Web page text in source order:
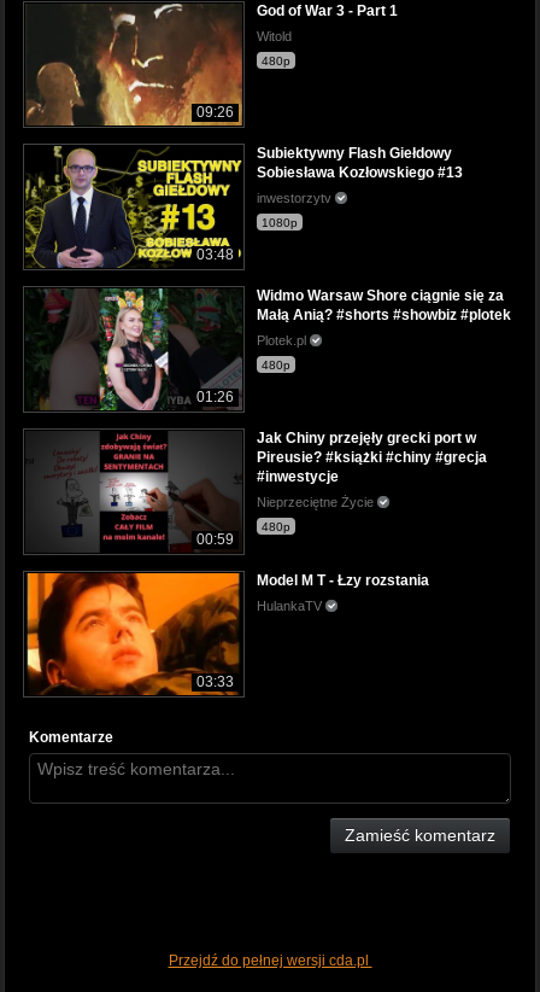
09:26
God of War 3 - Part 1
Witold
480p
03:48
Subiektywny Flash Giełdowy
Sobiesława Kozłowskiego #13
inwestorzytv
1080p
01:26
Widmo Warsaw Shore ciągnie się za
Małą Anią? #shorts #showbiz #plotek
Plotek.pl
480p
00:59
Jak Chiny przejęły grecki port w
Pireusie? #książki #chiny #grecja
#inwestycje
Nieprzeciętne Życie
480p
03:33
Model M T - Łzy rozstania
HulankaTV
Komentarze
Zamieść komentarz
Przejdź do pełnej wersji cda.pl